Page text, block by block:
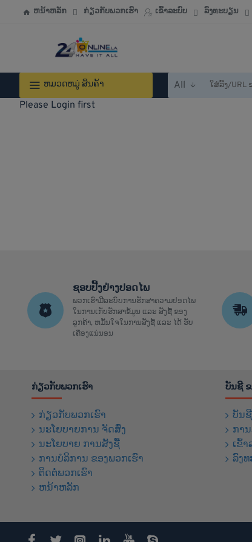
ຫນ້າຫລັກ ກ່ຽວກັບພວກເຮົາ ເຂົ້າລະບົບ ລົງທະບຽນ
ຫມວດຫມູ່ ສິນຄ້າ All
ໃສ່
ລີ້
Please Login first
ຊອບປີ້ງຢ່າງປອດໄພ
ພວກເຮົາມີລະບົບການຮັກສາຄວາມປອດໄພ
ໃນການເກັບຮັກສາຂໍ້ມູນ ແລະ ສັງຊື້ ຂອງ
ລູກຄ້າ, ຫມັ້ນໃຈໃນການສັງຊື້ ແລະ ໄດ້ ຮັບ
ເຄື່ອງແນ່ນອນ
ກ່ຽວກັບພວກເຮົາ
ກ່ຽວກັບພວກເຮົາ
ນະໂຍບາຍການ ຈັດສົ່ງ
ນະໂຍບາຍ ການສັງຊື້
ການບໍລິການ ຂອງພວກເຮົາ
ຕິດຕໍ່ພວກເຮົາ
ຫນ້າຫລັກ
ບັນຊີ
ບັນ
ກາ
ເຂົ້
ລົງ